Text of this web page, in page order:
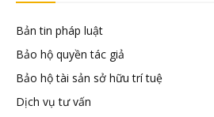
Đại
diện
Bản tin pháp luật
Bảo hộ quyền tác giả
Bảo hộ tài sản sở hữu trí tuệ
Dịch vụ tư vấn